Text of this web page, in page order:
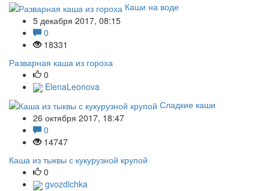
Каши на воде
5 декабря 2017, 08:15
0
18331
Разварная каша из гороха
0
ElenaLeonova
Сладкие каши
26 октября 2017, 18:47
0
14747
Каша из тыквы с кукурузной крупой
0
gvozdichka